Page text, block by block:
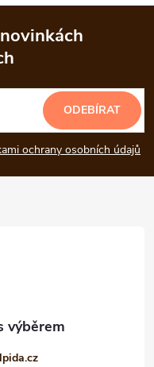
ochrany osobních údajů
ODEBÍRAT